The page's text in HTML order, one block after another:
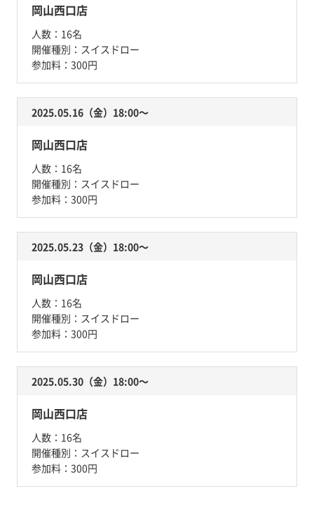
岡山西口店
人数： 16名
開催種別： スイスドロー
参加料： 300円
2025.05.16（金）18:00〜
岡山西口店
人数： 16名
開催種別： スイスドロー
参加料： 300円
2025.05.23（金）18:00〜
岡山西口店
人数： 16名
開催種別： スイスドロー
参加料： 300円
2025.05.30（金）18:00〜
岡山西口店
人数： 16名
開催種別： スイスドロー
参加料： 300円